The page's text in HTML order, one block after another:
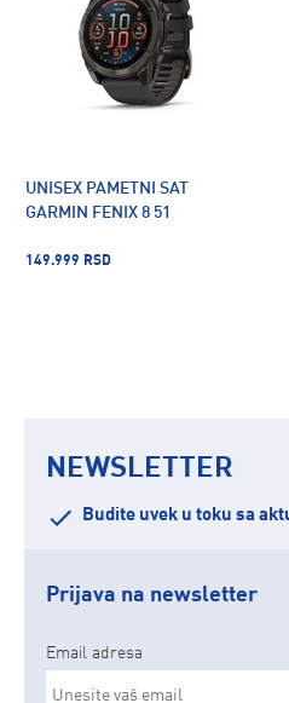
UNISEX PAMETNI SAT
GARMIN FENIX 8 51
149.999 RSD
NEWSLETTER
Budite uvek u toku sa
Prijava na newsletter
Email adresa